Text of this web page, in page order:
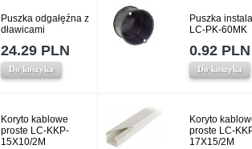
Puszka odgałęźna z
dławicami
24.29 PLN
Do koszyka
Puszka
LC-PK-60MK
0.92 PLN
Do koszyka
Koryto kablowe
proste LC-KKP-
15X10/2M
Koryto
proste LC-
17X15/2M